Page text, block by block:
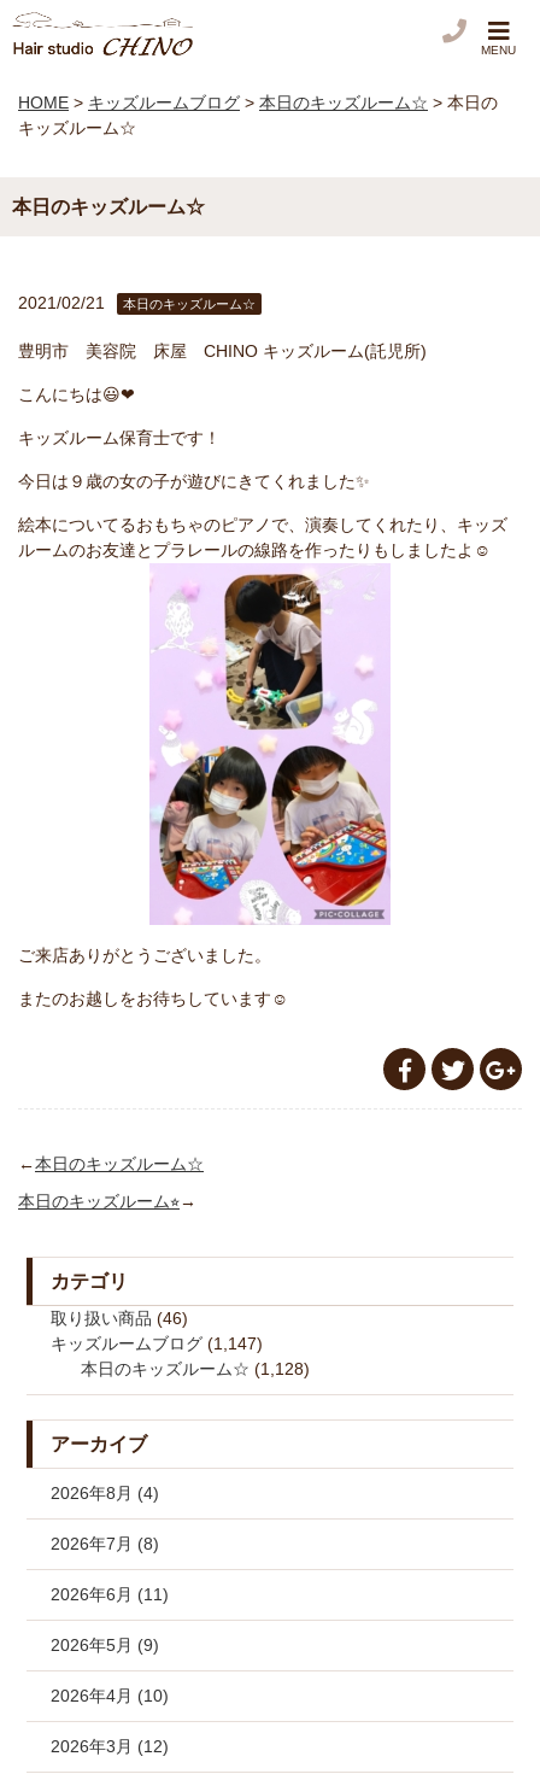
MENU
HOME > キッズルームブログ > 本日のキッズルーム☆ > 本日の
キッズルーム☆
本日のキッズルーム☆
2021/02/21 本日のキッズルーム☆
豊明市 美容院 床屋 CHINO キッズルーム(託児所)
こんにちは😃❤︎
キッズルーム保育士です！
今日は９歳の女の子が遊びにきてくれました✨
絵本についてるおもちゃのピアノで、演奏してくれたり、キッズ
ルームのお友達とプラレールの線路を作ったりもしましたよ☺️
ご来店ありがとうございました。
またのお越しをお待ちしています☺️
←本日のキッズルーム☆
本日のキッズルーム⭐︎→
カテゴリ
取り扱い商品 (46)
キッズルームブログ (1,147)
本日のキッズルーム☆ (1,128)
アーカイブ
2026年8月 (4)
2026年7月 (8)
2026年6月 (11)
2026年5月 (9)
2026年4月 (10)
2026年3月 (12)